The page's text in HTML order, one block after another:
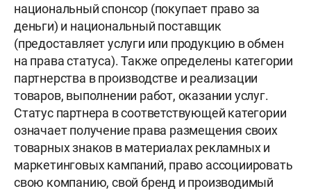
национальный спонсор (покупает право за
деньги) и национальный поставщик
(предоставляет услуги или продукцию в обмен
на права статуса). Также определены категории
партнерства в производстве и реализации
товаров, выполнении работ, оказании услуг.
Статус партнера в соответствующей категории
означает получение права размещения своих
товарных знаков в материалах рекламных и
маркетинговых кампаний, право ассоциировать
свою компанию, свой бренд и производимый